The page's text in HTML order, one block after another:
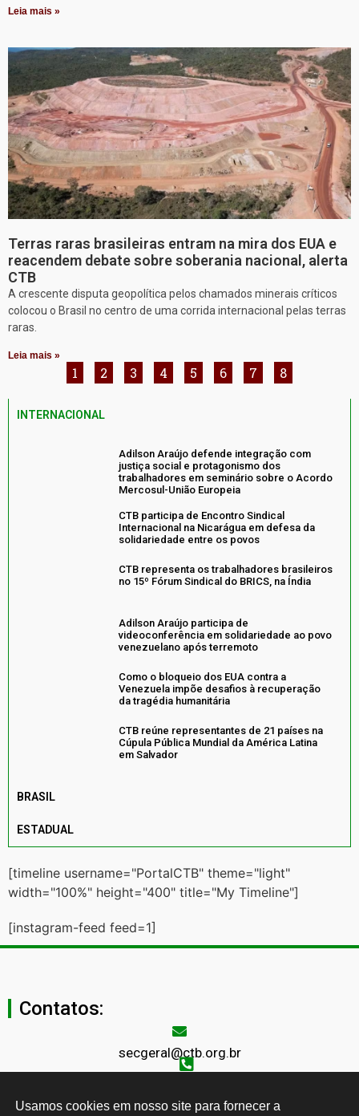
Leia mais »
Terras raras brasileiras entram na mira dos EUA e
reacendem debate sobre soberania nacional, alerta
CTB
A crescente disputa geopolítica pelos chamados minerais críticos
colocou o Brasil no centro de uma corrida internacional pelas terras
raras.
Leia mais »
1 2 3 4 5 6 7 8
INTERNACIONAL
Adilson Araújo defende integração com
justiça social e protagonismo dos
trabalhadores em seminário sobre o Acordo
Mercosul-União Europeia
CTB participa de Encontro Sindical
Internacional na Nicarágua em defesa da
solidariedade entre os povos
CTB representa os trabalhadores brasileiros
no 15º Fórum Sindical do BRICS, na Índia
Adilson Araújo participa de
videoconferência em solidariedade ao povo
venezuelano após terremoto
Como o bloqueio dos EUA contra a
Venezuela impõe desafios à recuperação
da tragédia humanitária
CTB reúne representantes de 21 países na
Cúpula Pública Mundial da América Latina
em Salvador
BRASIL
ESTADUAL
[timeline username="PortalCTB" theme="light"
width="100%" height="400" title="My Timeline"]
[instagram-feed feed=1]
Contatos:
secgeral@ctb.org.br
Usamos cookies em nosso site para fornecer a